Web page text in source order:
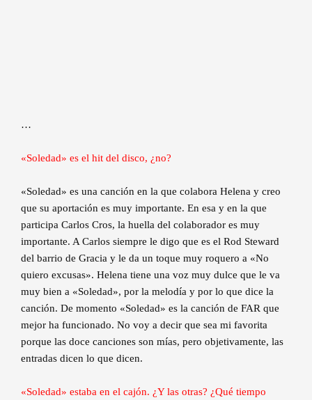
…
«Soledad» es el hit del disco, ¿no?
«Soledad» es una canción en la que colabora Helena y creo
que su aportación es muy importante. En esa y en la que
participa Carlos Cros, la huella del colaborador es muy
importante. A Carlos siempre le digo que es el Rod Steward
del barrio de Gracia y le da un toque muy roquero a «No
quiero excusas». Helena tiene una voz muy dulce que le va
muy bien a «Soledad», por la melodía y por lo que dice la
canción. De momento «Soledad» es la canción de FAR que
mejor ha funcionado. No voy a decir que sea mi favorita
porque las doce canciones son mías, pero objetivamente, las
entradas dicen lo que dicen.
«Soledad» estaba en el cajón. ¿Y las otras? ¿Qué tiempo